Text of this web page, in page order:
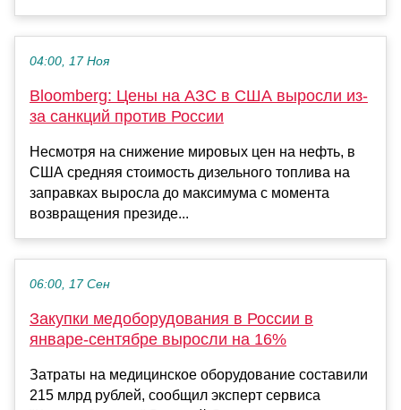
04:00, 17 Ноя
Bloomberg: Цены на АЗС в США выросли из-
за санкций против России
Несмотря на снижение мировых цен на нефть, в
США средняя стоимость дизельного топлива на
заправках выросла до максимума с момента
возвращения президе...
06:00, 17 Сен
Закупки медоборудования в России в
январе-сентябре выросли на 16%
Затраты на медицинское оборудование составили
215 млрд рублей, сообщил эксперт сервиса